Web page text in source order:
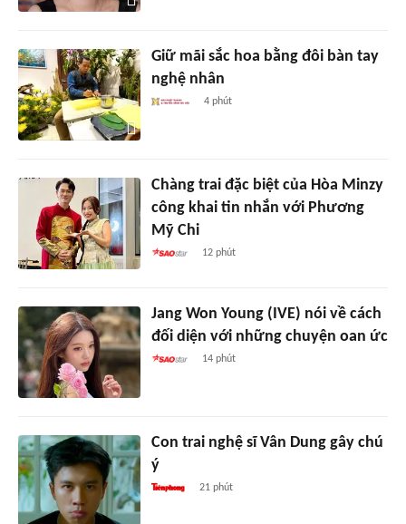
Giữ mãi sắc hoa bằng đôi bàn tay
nghệ nhân
4 phút
Chàng trai đặc biệt của Hòa Minzy
công khai tin nhắn với Phương
Mỹ Chi
12 phút
Jang Won Young (IVE) nói về cách
đối diện với những chuyện oan ức
14 phút
Con trai nghệ sĩ Vân Dung gây chú
ý
21 phút